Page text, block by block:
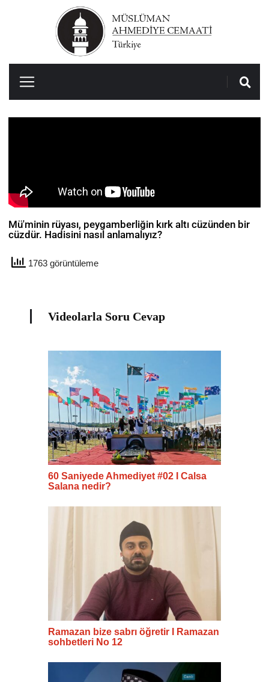
Mü'minin rüyası, peygamberliğin kırk altı cüzünden bir
cüzdür. Hadisini nasıl anlamalıyız?
1763 görüntüleme
Videolarla Soru Cevap
60 Saniyede Ahmediyet #02 I Calsa
Salana nedir?
Ramazan bize sabrı öğretir I Ramazan
sohbetleri No 12